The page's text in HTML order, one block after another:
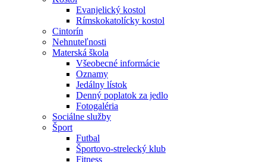
Evanjelický kostol
Rímskokatolícky kostol
Cintorín
Nehnuteľnosti
Materská škola
Všeobecné informácie
Oznamy
Jedálny lístok
Denný poplatok za jedlo
Fotogaléria
Sociálne služby
Šport
Futbal
Športovo-strelecký klub
Fitness